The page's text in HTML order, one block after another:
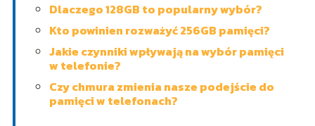
Dlaczego 128GB to popularny wybór?
Kto powinien rozważyć 256GB pamięci?
Jakie czynniki wpływają na wybór pamięci
w telefonie?
Czy chmura zmienia nasze podejście do
pamięci w telefonach?